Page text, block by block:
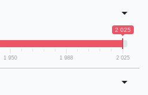
2 025
1 950 1 988 2 025